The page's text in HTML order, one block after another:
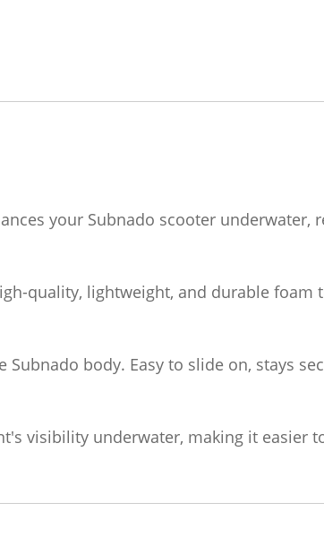
your Subnado scooter
quality, lightweight, and durable foam
Subnado body. Easy to slide on, stays
visibility underwater, making it easier